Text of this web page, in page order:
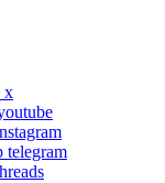
x
telegram